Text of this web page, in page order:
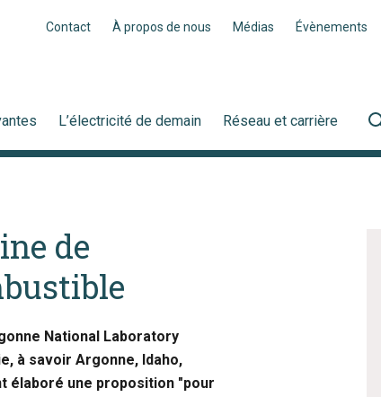
Contact À propos de nous Médias Évènements
L’électricité de demain Réseau et carrière
de
National Laboratory
à savoir Argonne, Idaho,
élaboré une proposition "pour